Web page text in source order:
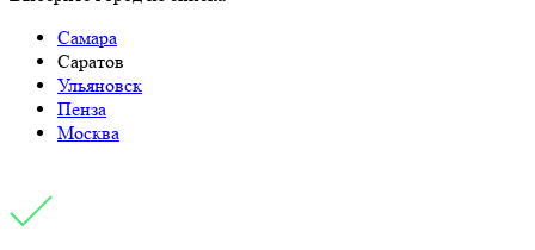
Самара
Саратов
Ульяновск
Пенза
Москва